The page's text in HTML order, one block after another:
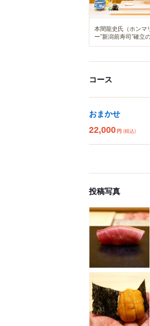
本間龍史氏（ホンマ
ー”新潟前寿司”確立
コース
おまかせ
22,000 円 (税込)
投稿写真